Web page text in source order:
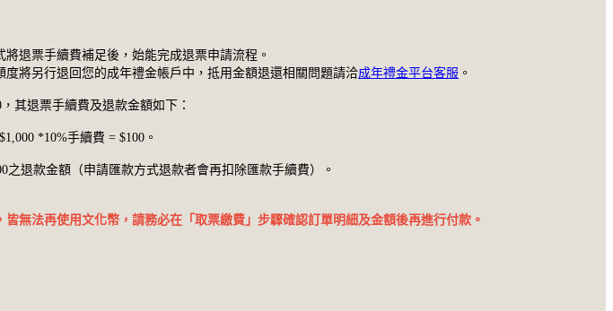
退票手續費補足後，始能完成退票申請流程。
度將另行退回您的成年禮金帳戶中，抵用金額退還相關問題請洽成年禮金平台客服 。
其退票手續費及退款金額如下：
*10%手續費 = $100。
之退款金額（申請匯款方式退款者會再扣除匯款手續費）。
無法再使用文化幣，請務必在「取票繳費」步驟確認訂單明細及金額後再進行付款。